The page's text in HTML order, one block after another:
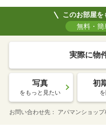
このお部屋を
無料・簡
実際に物
写真
をもっと見たい
初
お問い合わせ先 アパマンショッ